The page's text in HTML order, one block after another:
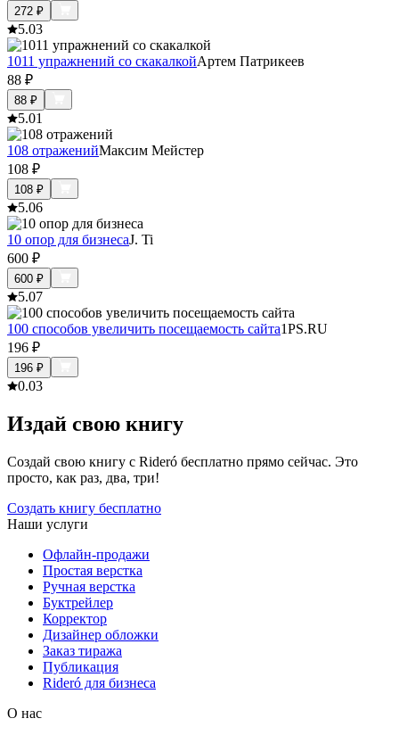
272 ₽
5.03
1011 упражнений со скакалкойАртем Патрикеев
88 ₽
88 ₽
5.01
108 отраженийМаксим Мейстер
108 ₽
108 ₽
5.06
10 опор для бизнесаJ. Ti
600 ₽
600 ₽
5.07
100 способов увеличить посещаемость сайта1PS.RU
196 ₽
196 ₽
0.03
Издай свою книгу
Создай свою книгу с Rideró бесплатно прямо сейчас. Это
просто, как раз, два, три!
Создать книгу бесплатно
Наши услуги
Офлайн-продажи
Простая верстка
Ручная верстка
Буктрейлер
Корректор
Дизайнер обложки
Заказ тиража
Публикация
Rideró для бизнеса
О нас